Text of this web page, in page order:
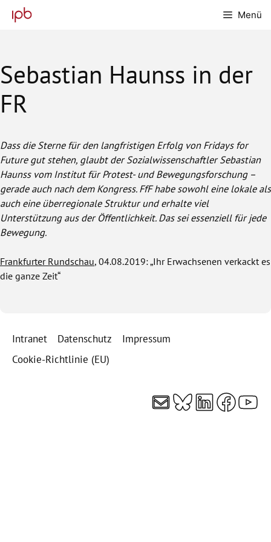
Inhalt
Menü
Sebastian Haunss in der
FR
Dass die Sterne für den langfristigen Erfolg von Fridays for
Future gut stehen, glaubt der Sozialwissenschaftler Sebastian
Haunss vom Institut für Protest- und Bewegungsforschung –
gerade auch nach dem Kongress. FfF habe sowohl eine lokale als
auch eine überregionale Struktur und erhalte viel
Unterstützung aus der Öffentlichkeit. Das sei essenziell für jede
Bewegung.
Frankfurter Rundschau, 04.08.2019: „Ihr Erwachsenen verkackt es
die ganze Zeit“
Intranet Datenschutz
Impressum
Cookie-Richtlinie (EU)
E-MailBluesky